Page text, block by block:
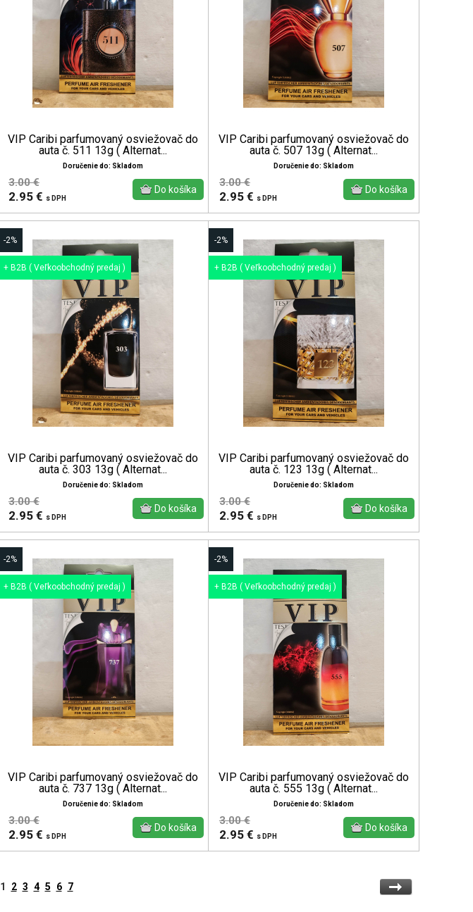
VIP Caribi parfumovaný osviežovač do
auta č. 511 13g ( Alternat...
Doručenie do: Skladom
3.00 €
2.95 € s DPH
VIP Caribi parfumovaný osviežovač do
auta č. 507 13g ( Alternat...
Doručenie do: Skladom
3.00 €
2.95 € s DPH
-2%
+ B2B ( Veľkoobchodný predaj )
VIP Caribi parfumovaný osviežovač do
auta č. 303 13g ( Alternat...
Doručenie do: Skladom
3.00 €
2.95 € s DPH
-2%
+ B2B ( Veľkoobchodný predaj )
VIP Caribi parfumovaný osviežovač do
auta č. 123 13g ( Alternat...
Doručenie do: Skladom
3.00 €
2.95 € s DPH
-2%
+ B2B ( Veľkoobchodný predaj )
VIP Caribi parfumovaný osviežovač do
auta č. 737 13g ( Alternat...
Doručenie do: Skladom
3.00 €
2.95 € s DPH
-2%
+ B2B ( Veľkoobchodný predaj )
VIP Caribi parfumovaný osviežovač do
auta č. 555 13g ( Alternat...
Doručenie do: Skladom
3.00 €
2.95 € s DPH
1 2 3 4 5 6 7